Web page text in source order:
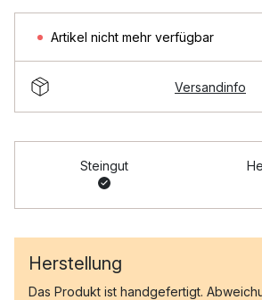
Artikel nicht mehr verfügbar
Versandinfo
Steingut
Herstellung
Das Produkt ist handgefertigt.